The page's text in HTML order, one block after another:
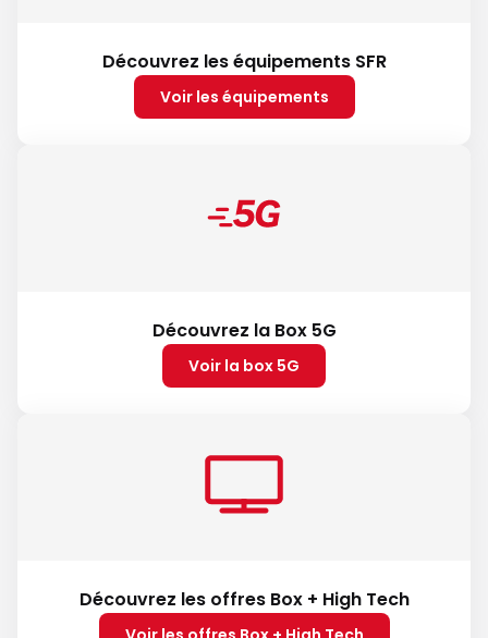
Découvrez les équipements SFR
Voir les équipements
Découvrez la Box 5G
Voir la box 5G
Découvrez les offres Box + High Tech